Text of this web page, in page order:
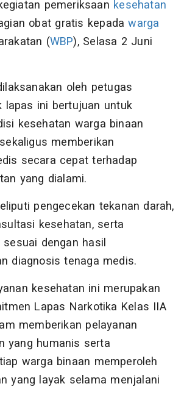
pemeriksaan kesehatan
obat gratis kepadawarga
(WBP), Selasa 2 Juni
oleh petugas
lapas ini bertujuan untuk
kesehatan warga binaan
memberikan
secara cepat terhadap
yang dialami.
pengecekan tekanan darah,
kesehatan, serta
dengan hasil
diagnosis tenaga medis.
kesehatan ini merupakan
Lapas Narkotika Kelas IIA
memberikan pelayanan
yang humanis serta
warga binaan memperoleh
yang layak selama menjalani